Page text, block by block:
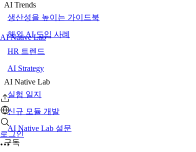
AI Native Lab
로그인
AI Trends
생산성을 높이는 가이드북
해외 AI 도입 사례
HR 트렌드
AI Strategy
AI Native Lab
실험 일지
신규 모듈 개발
AI Native Lab 설문
구독